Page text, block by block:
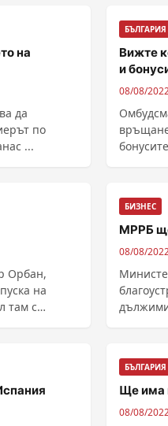
на
да
по
...
БЪЛГАРИЯ
Вижте
и
08/08/
връщане
Орбан,
на
там с
БИЗНЕС
МРРБ
08/08/
БЪЛГАРИЯ
Ще има
08/08/